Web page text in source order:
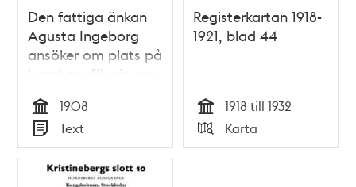
Den fattiga änkan
Agusta Ingeborg
ansöker om plats på
barnhem för sin son.
Tid
1908
Typ
Text
Registerkartan 1918-
1921, blad 44
Tid
1918 till 1932
Typ
Karta